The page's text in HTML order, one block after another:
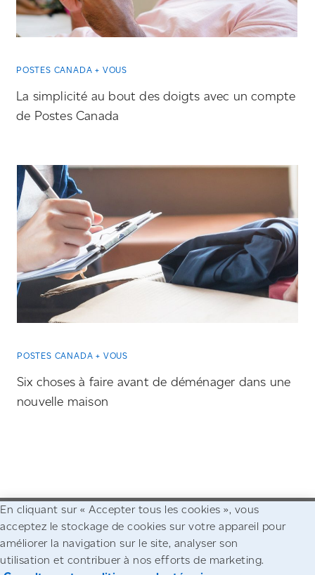
POSTES CANADA + VOUS
La simplicité au bout des doigts avec un compte
de Postes Canada
POSTES CANADA + VOUS
Six choses à faire avant de déménager dans une
nouvelle maison
Allez à la page d'accueil de Postes Canada
Accessibilité Avis juridiques Confidentialité
En cliquant sur « Accepter tous les cookies », vous
acceptez le stockage de cookies sur votre appareil pour
améliorer la navigation sur le site, analyser son
utilisation et contribuer à nos efforts de marketing.